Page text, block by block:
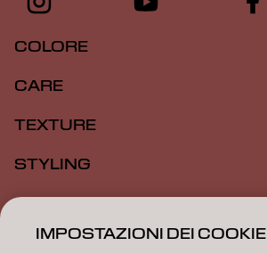
COLORE
CARE
TEXTURE
STYLING
ISPIRAZIONE
FORMAZIONE
IMPOSTAZIONI DEI COOKIE